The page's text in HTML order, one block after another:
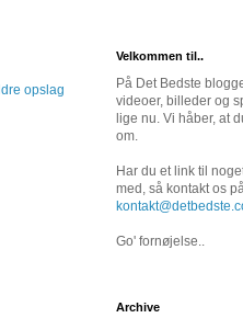
opslag
Velkommen til..
På Det Bedste
videoer, billeder og
lige nu. Vi håber, at
om.
Har du et link til
med, så kontakt os
Go' fornøjelse..
Archive